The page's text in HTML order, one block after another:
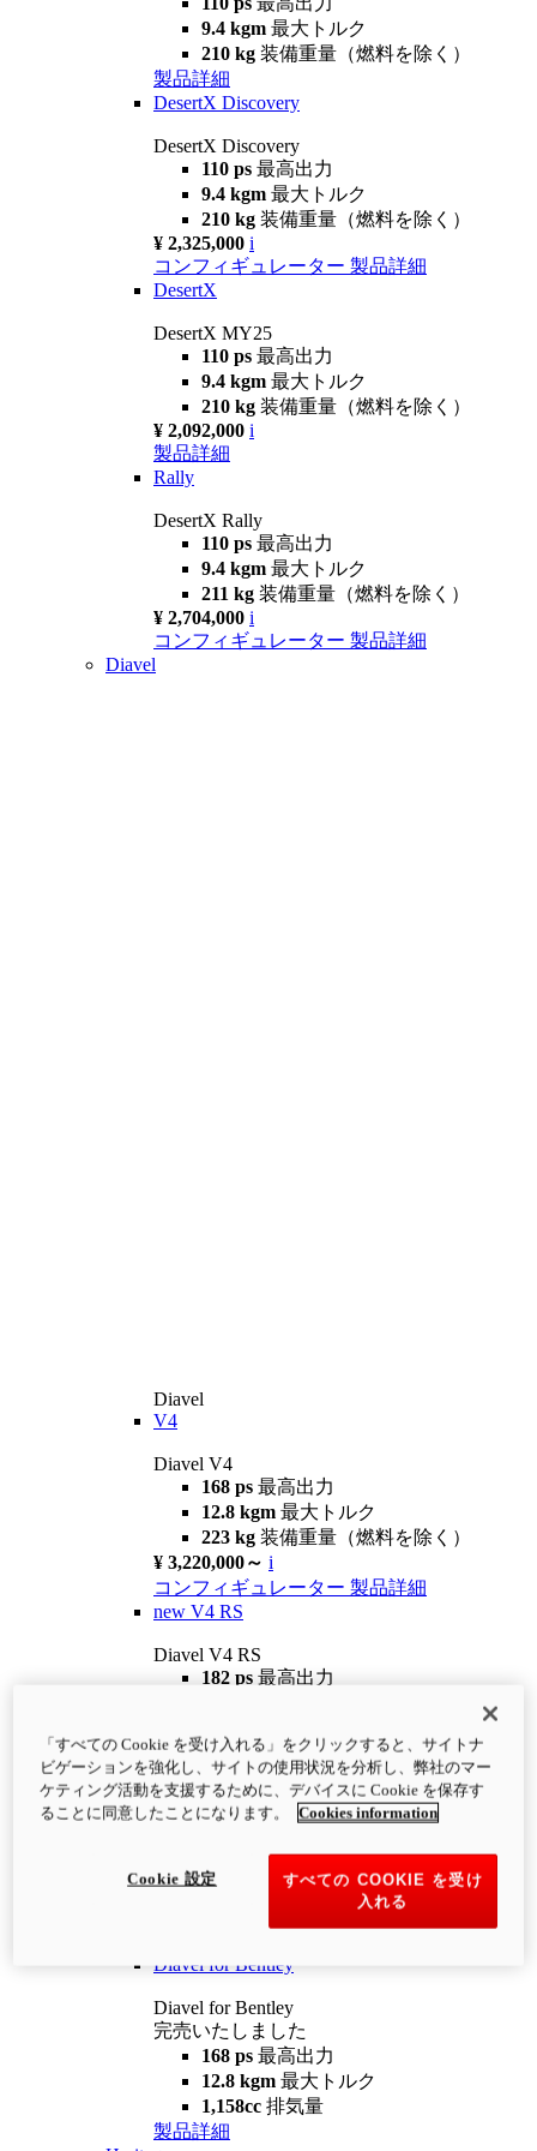
9.4 kgm 最大トルク
210 kg 装備重量（燃料を除く）
製品詳細
DesertX Discovery
DesertX Discovery
110 ps 最高出力
9.4 kgm 最大トルク
210 kg 装備重量（燃料を除く）
¥ 2,325,000 i
コンフィギュレーター 製品詳細
DesertX
DesertX MY25
110 ps 最高出力
9.4 kgm 最大トルク
210 kg 装備重量（燃料を除く）
¥ 2,092,000 i
製品詳細
Rally
DesertX Rally
110 ps 最高出力
9.4 kgm 最大トルク
211 kg 装備重量（燃料を除く）
¥ 2,704,000 i
コンフィギュレーター 製品詳細
Diavel
Diavel
V4
Diavel V4
168 ps 最高出力
12.8 kgm 最大トルク
223 kg 装備重量（燃料を除く）
¥ 3,220,000～ i
コンフィギュレーター 製品詳細
new V4 RS
Diavel V4 RS
182 ps 最高出力
¥4,400,000 i
コンフィギュレーター 製品詳細
newV4 RS 100
12.2 kgm
最大トルク
装備重量（燃料を除く）
Diavel for Bentley
Diavel for Bentley
完売いたしました
168 ps 最高出力
12.8 kgm 最大トルク
1,158cc 排気量
製品詳細
「すべての Cookie を受け入れる」をクリックすると、サイトナ
ビゲーションを強化し、サイトの使用状況を分析し、弊社のマー
ケティング活動を支援するために、デバイスに Cookie を保存す
ることに同意したことになります。
Cookies information
すべての COOKIE を受け
入れる
Cookie 設定